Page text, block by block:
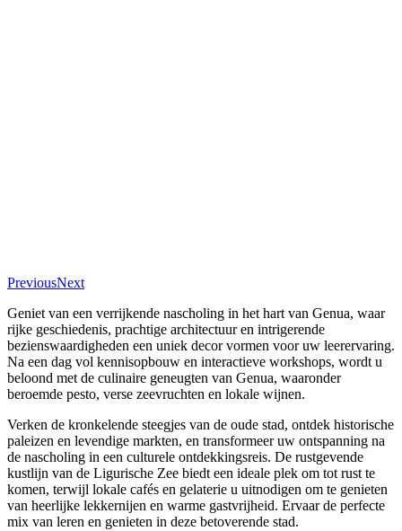
PreviousNext
Geniet van een verrijkende nascholing in het hart van Genua, waar
rijke geschiedenis, prachtige architectuur en intrigerende
bezienswaardigheden een uniek decor vormen voor uw leerervaring.
Na een dag vol kennisopbouw en interactieve workshops, wordt u
beloond met de culinaire geneugten van Genua, waaronder
beroemde pesto, verse zeevruchten en lokale wijnen.
Verken de kronkelende steegjes van de oude stad, ontdek historische
paleizen en levendige markten, en transformeer uw ontspanning na
de nascholing in een culturele ontdekkingsreis. De rustgevende
kustlijn van de Ligurische Zee biedt een ideale plek om tot rust te
komen, terwijl lokale cafés en gelaterie u uitnodigen om te genieten
van heerlijke lekkernijen en warme gastvrijheid. Ervaar de perfecte
mix van leren en genieten in deze betoverende stad.